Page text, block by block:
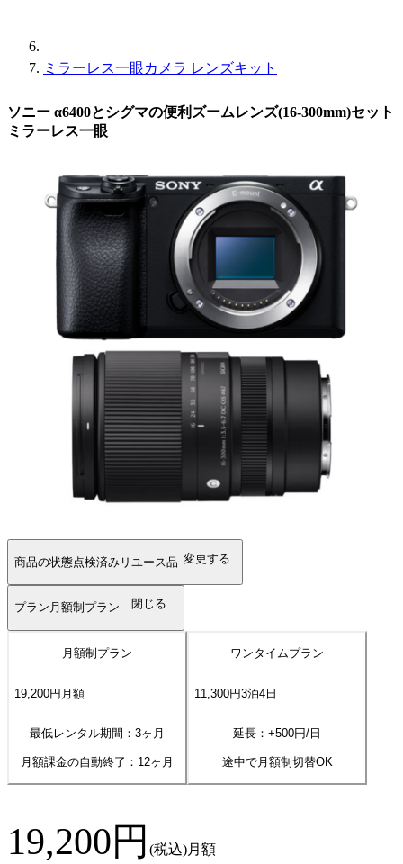
ミラーレス一眼カメラ レンズキット
ソニー α6400とシグマの便利ズームレンズ(16-300mm)セット
ミラーレス一眼
商品の状態点検済みリユース品 変更する
プラン 月額制プラン 閉じる
月額制プラン
19,200円 月額
最低レンタル期間：3ヶ月
月額課金の自動終了： 12ヶ月
ワンタイムプラン
11,300円3泊4日
延長：+500円/日
途中で月額制切替OK
19,200円 (税込)月額